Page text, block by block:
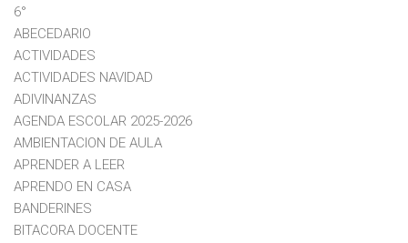
6°
ABECEDARIO
ACTIVIDADES
ACTIVIDADES NAVIDAD
ADIVINANZAS
AGENDA ESCOLAR 2025-2026
AMBIENTACION DE AULA
APRENDER A LEER
APRENDO EN CASA
BANDERINES
BITACORA DOCENTE